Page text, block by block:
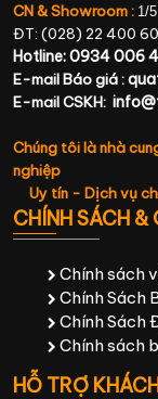
CN & Showroom : 1/
ĐT: (028) 22 400
Hotline: 0934 006
E-mail Báo giá :
E-mail CSKH:
Chúng tôi là nhà
nghiệp
Uy tín - Dịch vụ
CHÍNH SÁCH &
Chính sách
Chính Sách
Chính Sách
Chính sách
HỖ TRỢ